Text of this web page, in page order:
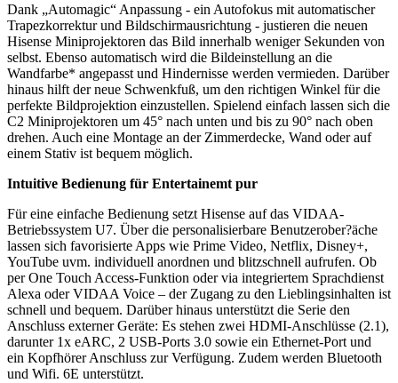
Dank „Automagic“ Anpassung - ein Autofokus mit automatischer
Trapezkorrektur und Bildschirmausrichtung - justieren die neuen
Hisense Miniprojektoren das Bild innerhalb weniger Sekunden von
selbst. Ebenso automatisch wird die Bildeinstellung an die
Wandfarbe* angepasst und Hindernisse werden vermieden. Darüber
hinaus hilft der neue Schwenkfuß, um den richtigen Winkel für die
perfekte Bildprojektion einzustellen. Spielend einfach lassen sich die
C2 Miniprojektoren um 45° nach unten und bis zu 90° nach oben
drehen. Auch eine Montage an der Zimmerdecke, Wand oder auf
einem Stativ ist bequem möglich.
Intuitive Bedienung für Entertainemt pur
Für eine einfache Bedienung setzt Hisense auf das VIDAA-
Betriebssystem U7. Über die personalisierbare Benutzerober?äche
lassen sich favorisierte Apps wie Prime Video, Netflix, Disney+,
YouTube uvm. individuell anordnen und blitzschnell aufrufen. Ob
per One Touch Access-Funktion oder via integriertem Sprachdienst
Alexa oder VIDAA Voice – der Zugang zu den Lieblingsinhalten ist
schnell und bequem. Darüber hinaus unterstützt die Serie den
Anschluss externer Geräte: Es stehen zwei HDMI-Anschlüsse (2.1),
darunter 1x eARC, 2 USB-Ports 3.0 sowie ein Ethernet-Port und
ein Kopfhörer Anschluss zur Verfügung. Zudem werden Bluetooth
und Wifi. 6E unterstützt.